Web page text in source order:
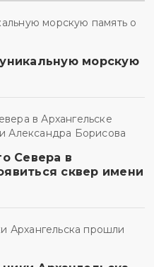
морскую
Севера в
сквер имени